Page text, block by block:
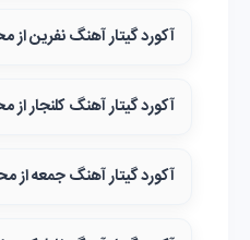
آکورد گیتار آهنگ نفرین
آکورد گیتار آهنگ کلنجار
آکورد گیتار آهنگ جمعه